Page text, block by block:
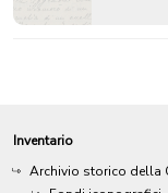
Inventario
Archivio storico della